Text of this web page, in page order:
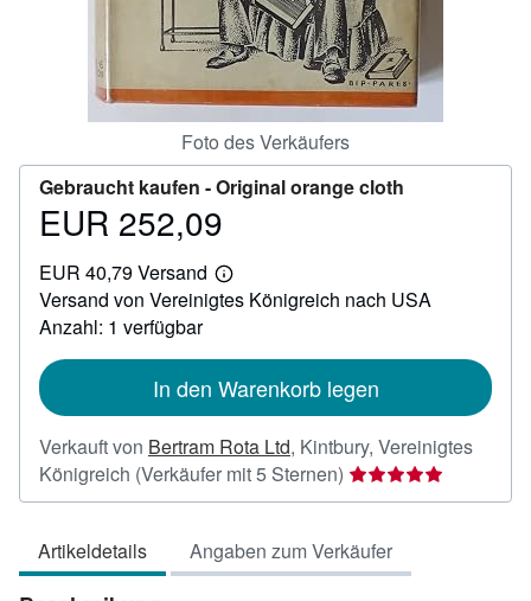
Foto des Verkäufers
Gebraucht kaufen -Original orange cloth
Preis
252,09
EUR 252,09
EUR 40,79 Versand
Weitere
Informationen
Versand von Vereinigtes Königreich nach USA
Anzahl: 1 verfügbar
In den Warenkorb legen
Verkauft von Bertram Rota Ltd, Kintbury, Vereinigtes
Königreich (Verkäufer mit 5 Sternen) Verkäuferbewertung
5
5
Sternen
Artikeldetails Angaben zum Verkäufer